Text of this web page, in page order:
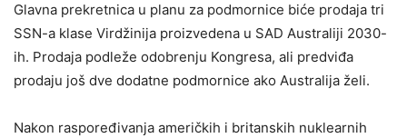
Glavna prekretnica u planu za podmornice biće prodaja tri
SSN-a klase Virdžinija proizvedena u SAD Australiji 2030-
ih. Prodaja podleže odobrenju Kongresa, ali predviđa
prodaju još dve dodatne podmornice ako Australija želi.
Nakon raspoređivanja američkih i britanskih nuklearnih